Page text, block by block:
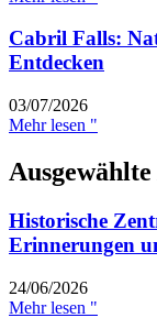
Cabril Falls:
Entdecken
03/07/2026
Mehr lesen "
Historische
Erinnerungen
24/06/2026
Mehr lesen "